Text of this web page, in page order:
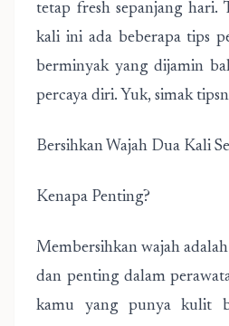
tetap fresh sepanjang hari.
kali ini ada beberapa tips
berminyak yang dijamin
percaya diri. Yuk, simak
Bersihkan Wajah Dua Kali
Kenapa Penting?
Membersihkan wajah
dan penting dalam
kamu yang punya kulit